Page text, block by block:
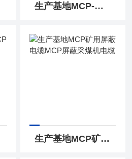
生产基地MCP-矿用电缆MCP-1140V采煤机电缆
生产基地MCP矿用屏蔽电缆MCP屏蔽采煤机电缆